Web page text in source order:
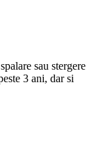
sau stergere
3 ani, dar si